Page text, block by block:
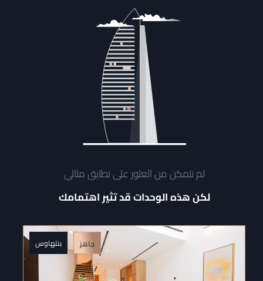
لم نتمكن من العثور على تطابق مثالي
لكن هذه الوحدات قد تثير اهتمامك
جاهز بنتهاوس